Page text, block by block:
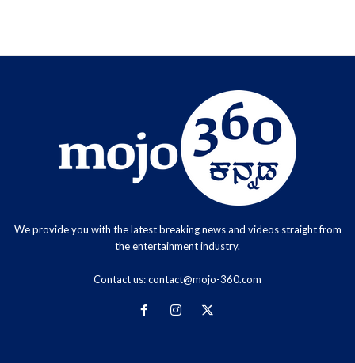
We provide you with the latest breaking news and videos straight from
the entertainment industry.
Contact us:contact@mojo-360.com